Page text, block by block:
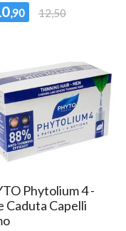
,90 12,50
Phytolium 4 -
Caduta Capelli